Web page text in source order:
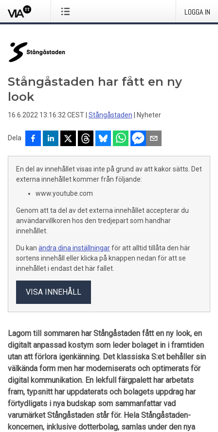
LOGGA IN
Stångåstaden har fått en ny
look
16.6.2022 13:16:32 CEST Stångåstaden Nyheter
Dela
En del av innehållet visas inte på grund av att kakor sätts. Det
externa innehållet kommer från följande:
www.youtube.com
Genom att ta del av det externa innehållet accepterar du
användarvillkoren hos den tredjepart som handhar
innehållet.
Du kan ändra dina inställningarför att alltid tillåta den här
sortens innehåll eller klicka på knappen nedan för att se
innehållet i endast det här fallet.
VISA INNEHÅLL
Lagom till sommaren har Stångåstaden fått en ny look, en
digitalt anpassad kostym som leder bolaget in i framtiden
utan att förlora igenkänning. Det klassiska S:et behåller sin
välkända form men har moderniserats och optimerats för
digital kommunikation. En lekfull färgpalett har arbetats
fram, typsnitt har uppdaterats och bolagets uppdrag har
förtydligats i nya budskap som sammanfattar vad
varumärket Stångåstaden står för. Hela Stångåstaden-
koncernen, inklusive dotterbolag, samlas under den nya